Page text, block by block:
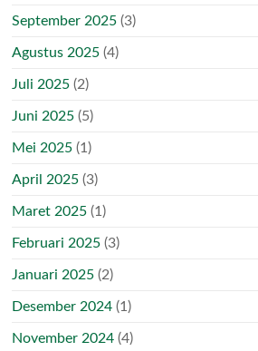
September 2025 (3)
Agustus 2025 (4)
Juli 2025 (2)
Juni 2025 (5)
Mei 2025 (1)
April 2025 (3)
Maret 2025 (1)
Februari 2025 (3)
Januari 2025 (2)
Desember 2024 (1)
November 2024 (4)